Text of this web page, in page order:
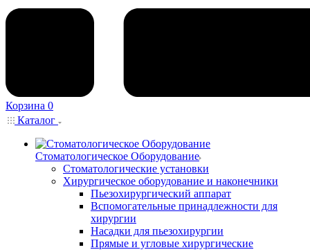
Корзина 0
Каталог
Стоматологическое Оборудование
Стоматологические установки
Хирургическое оборудование и наконечники
Пьезохирургический аппарат
Вспомогательные принадлежности для
хирургии
Насадки для пьезохирургии
Прямые и угловые хирургические